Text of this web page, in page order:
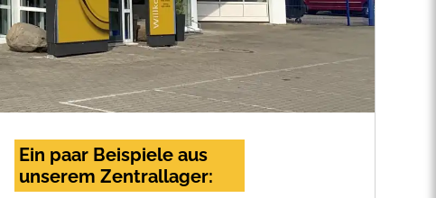
Ein paar Beispiele aus
unserem Zentrallager: